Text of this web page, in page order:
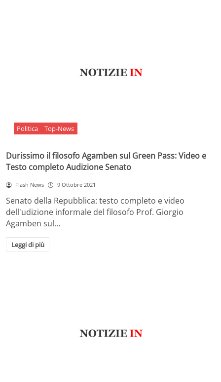
Politica Top-News
Durissimo il filosofo Agamben sul Green Pass: Video e
Testo completo Audizione Senato
Flash News 9 Ottobre 2021
Senato della Repubblica: testo completo e video
dell'udizione informale del filosofo Prof. Giorgio
Agamben sul…
Leggi di più